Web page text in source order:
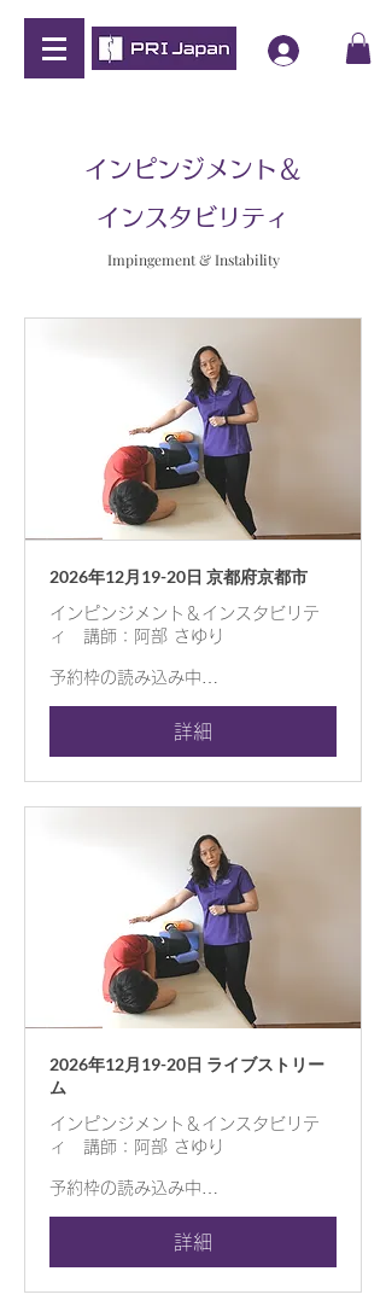
インピンジメント＆
インスタビリティ
Impingement & Instability
2026年12月19-20日 京都府京都市
インピンジメント＆インスタビリテ
ィ 講師：阿部 さゆり
予約枠の読み込み中…
詳細
2026年12月19-20日 ライブストリー
ム
インピンジメント＆インスタビリテ
ィ 講師：阿部 さゆり
予約枠の読み込み中…
詳細